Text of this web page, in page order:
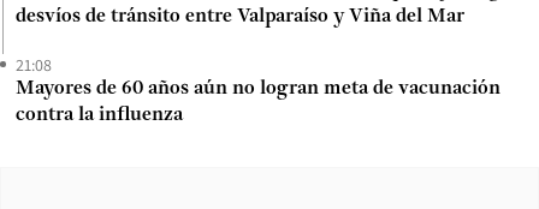
desvíos de tránsito entre Valparaíso y Viña del Mar
21:08
Mayores de 60 años aún no logran meta de vacunación
contra la influenza